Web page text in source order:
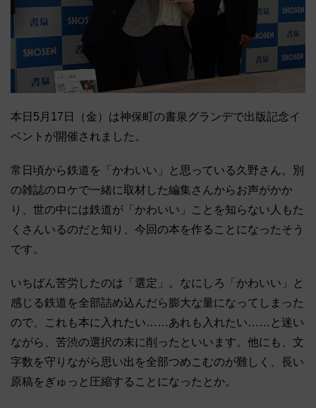
本日5月17日（金）は神保町の書泉グランデで出版記念イ
ベントが開催されました。
常日頃から鉄道を「かわいい」と思っている久野さん。別
の雑誌のロケで一緒に取材した編集さんからお声がかか
り、世の中には鉄道が「かわいい」ことを知らない人もた
くさんいるのだと知り、今回の本を作ることになったそう
です。
いちばん苦労したのは「選定」。なにしろ「かわいい」と
感じる鉄道を全部詰め込んだら膨大な量になってしまった
ので、これも本に入れたい……あれも入れたい……と迷い
ながら、苦渋の選択の末に削ったといいます。他にも、文
字数を守りながら思い出を全部つめこむのが難しく、長い
原稿をぎゅっと圧縮することになったとか。